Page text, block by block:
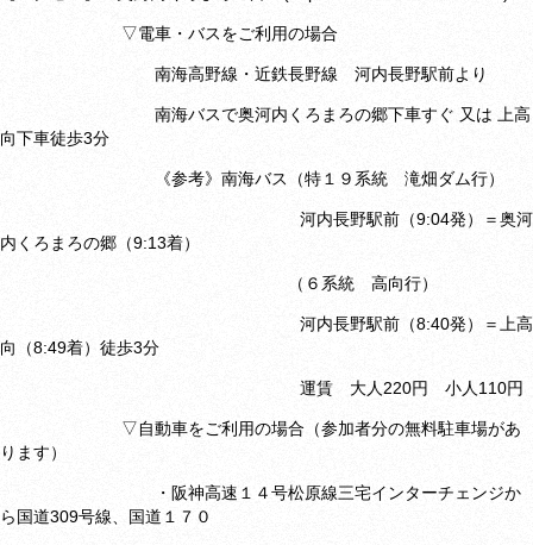
▽電車・バスをご利用の場合
南海高野線・近鉄長野線 河内長野駅前より
南海バスで奥河内くろまろの郷下車すぐ 又は 上高
向下車徒歩3分
《参考》南海バス（特１９系統 滝畑ダム行）
河内長野駅前（9:04発）＝奥河
内くろまろの郷（9:13着）
（６系統 高向行）
河内長野駅前（8:40発）＝上高
向（8:49着）徒歩3分
運賃 大人220円 小人110円
▽自動車をご利用の場合（参加者分の無料駐車場があ
ります）
・阪神高速１４号松原線三宅インターチェンジか
ら国道309号線、国道１７０